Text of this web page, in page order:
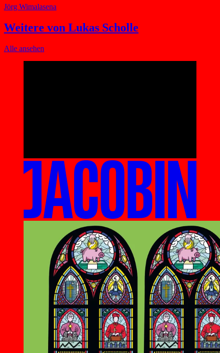
Jörg Wimalasena
Weitere von Lukas Scholle
Alle ansehen